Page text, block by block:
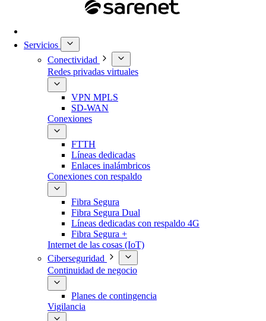
Servicios
Conectividad
Redes privadas virtuales
VPN MPLS
SD-WAN
Conexiones
FTTH
Líneas dedicadas
Enlaces inalámbricos
Conexiones con respaldo
Fibra Segura
Fibra Segura Dual
Líneas dedicadas con respaldo 4G
Fibra Segura +
Internet de las cosas (IoT)
Ciberseguridad
Continuidad de negocio
Planes de contingencia
Vigilancia